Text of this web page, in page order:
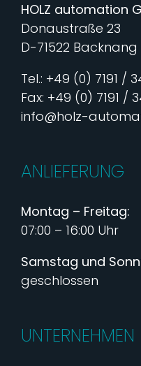
HOLZ automation
Donaustraße 23
D-71522 Backnang
Tel.: +49 (0) 7191 /
Fax: +49 (0) 7191 /
info@holz-
ANLIEFERUNG
Montag – Freitag:
07:00 – 16:00 Uhr
Samstag und
geschlossen
UNTERNEHMEN